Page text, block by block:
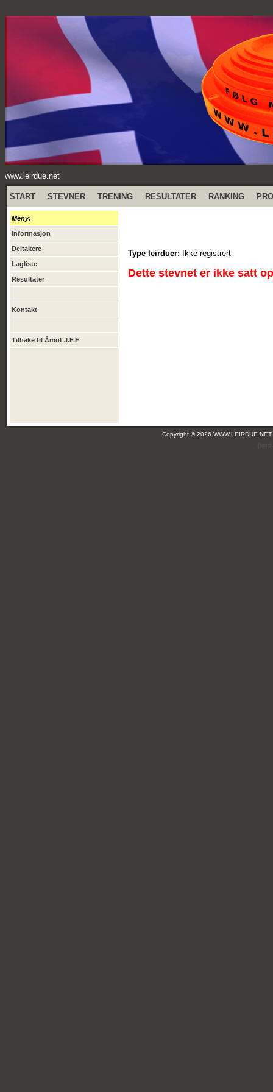
www.leirdue.net
START STEVNER TRENING RESULTATER RANKING
Meny:
Informasjon
Deltakere
Lagliste
Resultater
Kontakt
Tilbake til Åmot J.F.F
Type leirduer: Ikke registrert
Dette stevnet er ikke satt
Copyright © 2026